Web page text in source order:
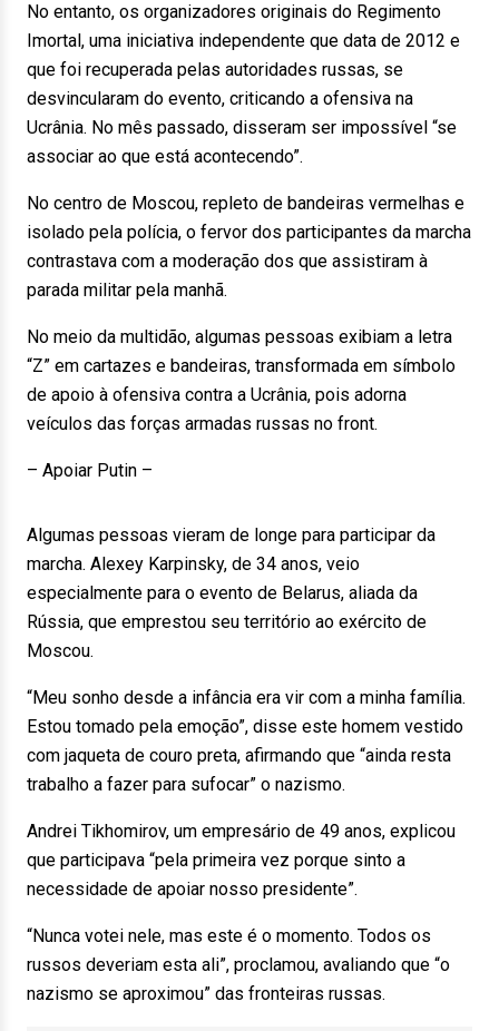
No entanto, os organizadores originais do Regimento
Imortal, uma iniciativa independente que data de 2012 e
que foi recuperada pelas autoridades russas, se
desvincularam do evento, criticando a ofensiva na
Ucrânia. No mês passado, disseram ser impossível “se
associar ao que está acontecendo”.
No centro de Moscou, repleto de bandeiras vermelhas e
isolado pela polícia, o fervor dos participantes da marcha
contrastava com a moderação dos que assistiram à
parada militar pela manhã.
No meio da multidão, algumas pessoas exibiam a letra
“Z” em cartazes e bandeiras, transformada em símbolo
de apoio à ofensiva contra a Ucrânia, pois adorna
veículos das forças armadas russas no front.
– Apoiar Putin –
Algumas pessoas vieram de longe para participar da
marcha. Alexey Karpinsky, de 34 anos, veio
especialmente para o evento de Belarus, aliada da
Rússia, que emprestou seu território ao exército de
Moscou.
“Meu sonho desde a infância era vir com a minha família.
Estou tomado pela emoção”, disse este homem vestido
com jaqueta de couro preta, afirmando que “ainda resta
trabalho a fazer para sufocar” o nazismo.
Andrei Tikhomirov, um empresário de 49 anos, explicou
que participava “pela primeira vez porque sinto a
necessidade de apoiar nosso presidente”.
“Nunca votei nele, mas este é o momento. Todos os
russos deveriam esta ali”, proclamou, avaliando que “o
nazismo se aproximou” das fronteiras russas.